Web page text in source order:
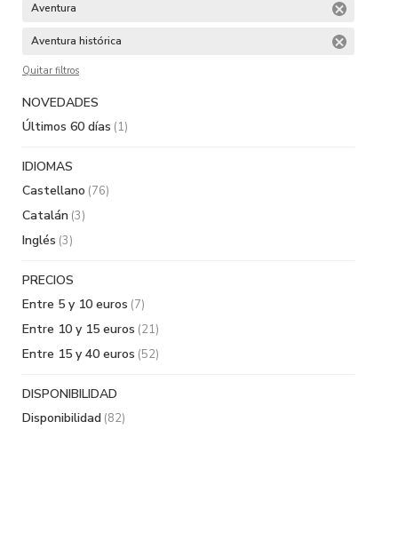
Aventura
Aventura histórica
Quitar filtros
NOVEDADES
Últimos 60 días (1)
IDIOMAS
Castellano (76)
Catalán (3)
Inglés (3)
PRECIOS
Entre 5 y 10 euros (7)
Entre 10 y 15 euros (21)
Entre 15 y 40 euros (52)
DISPONIBILIDAD
Disponibilidad (82)